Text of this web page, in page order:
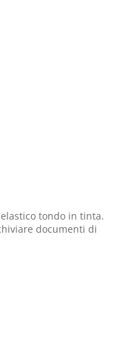
tondo in tinta.
documenti di